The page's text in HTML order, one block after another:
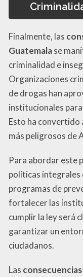
Finalmente, las
Guatemalase
criminalidad e
Organizaciones
de drogas han
institucionales
Esto ha convertido
más peligrosos de
Para abordar este
políticas integrales
programas de
fortalecer las
cumplir la ley será
garantizar un
ciudadanos.
Las